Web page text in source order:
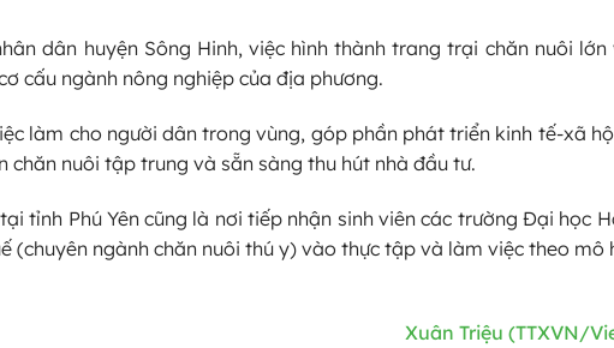
dân huyện Sông Hinh, việc hình thành trang trại chăn nuôi lớn
cấu ngành nông nghiệp của địa phương.
làm cho người dân trong vùng, góp phần phát triển kinh tế-xã
chăn nuôi tập trung và sẵn sàng thu hút nhà đầu tư.
tỉnh Phú Yên cũng là nơi tiếp nhận sinh viên các trường Đại học
ngành chăn nuôi thú y) vào thực tập và làm việc theo mô
Xuân Triệu (TTXVN/